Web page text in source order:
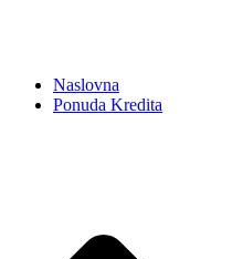
Naslovna
Ponuda Kredita